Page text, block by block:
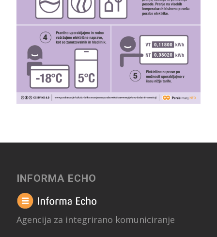
INFORMA ECHO
Agencija za integrirano komuniciranje